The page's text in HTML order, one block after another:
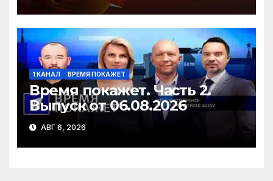
1 КАНАЛ ВРЕМЯ ПОКАЖЕТ
Время покажет. Часть 2.
Выпуск от 06.08.2026
АВГ 6, 2026